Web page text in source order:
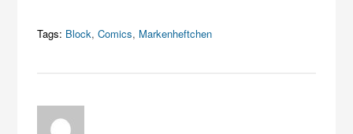
Tags: Block,Comics, Markenheftchen